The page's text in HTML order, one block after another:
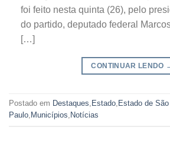
foi feito nesta quinta (26), pelo
do partido, deputado federal
[…]
CONTINUAR LENDO
Postado em Destaques, Estado, Estado de São
Paulo, Municípios, Notícias